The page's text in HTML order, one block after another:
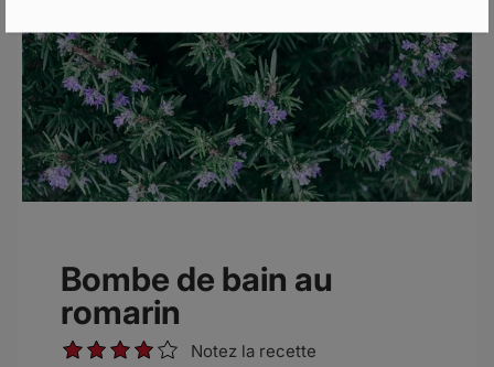
Bombe de bain au
romarin
Notez la recette